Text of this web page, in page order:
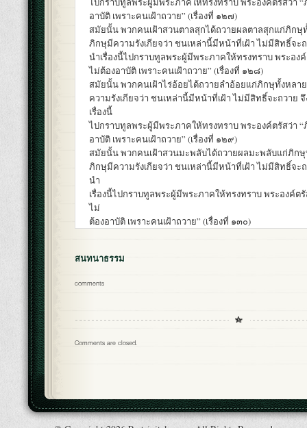
อาบัติ เพราะคนเฝ้าถวาย” (เรื่องที่ ๑๒๗)
สมัยนั้น พวกคนเฝ้าสวนตาลสุกได้ถวายผลตาลสุกแก่ภิกษุ
ภิกษุมีความรังเกียจว่า ชนเหล่านี้มีหน้าที่เฝ้า ไม่มีสิทธิ์จะ
นำเรื่องนี้ไปกราบทูลพระผู้มีพระภาคให้ทรงทราบ พระอง
ไม่ต้องอาบัติ เพราะคนเฝ้าถวาย” (เรื่องที่ ๑๒๘)
สมัยนั้น พวกคนเฝ้าไร่อ้อยได้ถวายลำอ้อยแก่ภิกษุทั้งหลา
ความรังเกียจว่า ชนเหล่านี้มีหน้าที่เฝ้า ไม่มีสิทธิ์จะถวาย
เรื่องนี้
ไปกราบทูลพระผู้มีพระภาคให้ทรงทราบ พระองค์ตรัสว่า
อาบัติ เพราะคนเฝ้าถวาย” (เรื่องที่ ๑๒๙)
สมัยนั้น พวกคนเฝ้าสวนมะพลับได้ถวายผลมะพลับแก่ภิก
ภิกษุมีความรังเกียจว่า ชนเหล่านี้มีหน้าที่เฝ้า ไม่มีสิทธิ์จะ
นำ
เรื่องนี้ไปกราบทูลพระผู้มีพระภาคให้ทรงทราบ พระองค์ต
ไม่
ต้องอาบัติ เพราะคนเฝ้าถวาย” (เรื่องที่ ๑๓๐)
สนทนาธรรม
comments
Comments are closed.